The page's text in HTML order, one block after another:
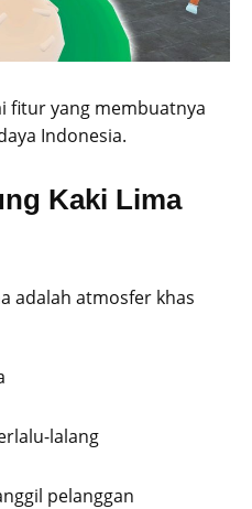
fitur yang membuatnya
Indonesia.
Kaki Lima
adalah atmosfer khas
lalang
pelanggan